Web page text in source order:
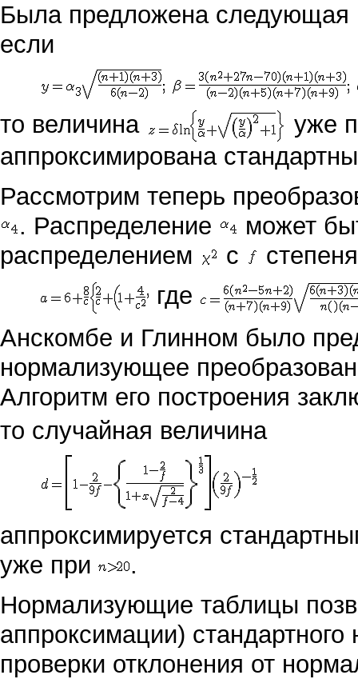
Была предложена следующая
если
то величина
уже
аппроксимирована
Рассмотрим теперь
. Распределение
может
распределением
с
где
Анскомбе и Глинном было
нормализующее
Алгоритм его построения
то случайная величина
аппроксимируется
уже при
.
Нормализующие таблицы
аппроксимации)
проверки отклонения от